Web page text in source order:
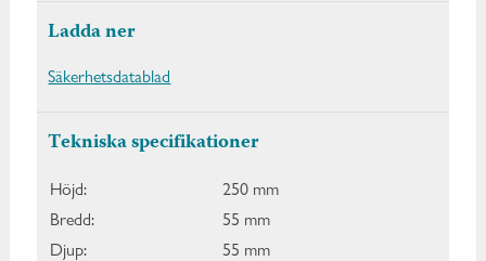
Ladda ner
Säkerhetsdatablad
Tekniska specifikationer
Höjd:
250 mm
Bredd:
55 mm
Djup:
55 mm